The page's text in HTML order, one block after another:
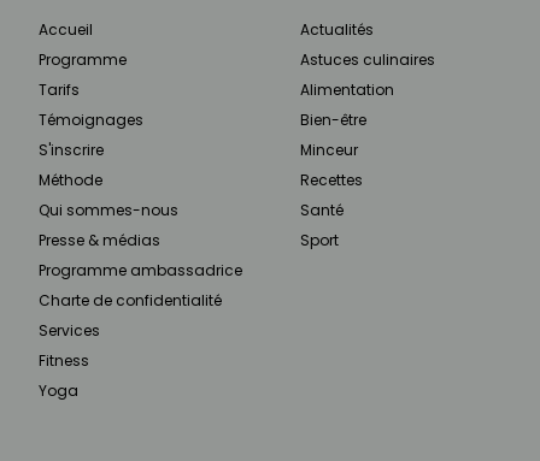
Accueil
Programme
Tarifs
Témoignages
S'inscrire
Méthode
Qui sommes-nous
Presse & médias
Programme ambassadrice
Charte de confidentialité
Services
Fitness
Yoga
Actualités
Astuces culinaires
Alimentation
Bien-être
Minceur
Recettes
Santé
Sport